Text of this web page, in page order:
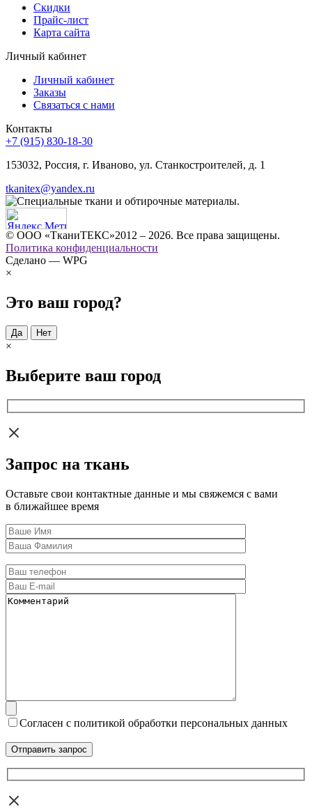
Скидки
Прайс-лист
Карта сайта
Личный кабинет
Личный кабинет
Заказы
Связаться с нами
Контакты
+7 (915) 830-18-30
153032, Россия, г. Иваново, ул. Станкостроителей, д. 1
tkanitex@yandex.ru
© ООО «ТканиТЕКС»2012 – 2026. Все права защищены.
Политика конфиденциальности
Сделано — WPG
×
Это ваш город?
Да Нет
×
Выберите ваш город
Запрос на ткань
Оставьте свои контактные данные и мы свяжемся с вами
в ближайшее время
Согласен с политикой обработки персональных данных